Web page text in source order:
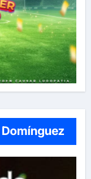
Domínguez